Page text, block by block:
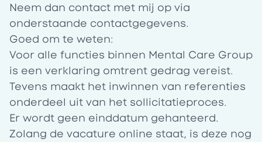
Neem dan contact met mij op via
onderstaande contactgegevens.
Goed om te weten:
Voor alle functies binnen Mental Care Group
is een verklaring omtrent gedrag vereist.
Tevens maakt het inwinnen van referenties
onderdeel uit van het sollicitatieproces.
Er wordt geen einddatum gehanteerd.
Zolang de vacature online staat, is deze nog